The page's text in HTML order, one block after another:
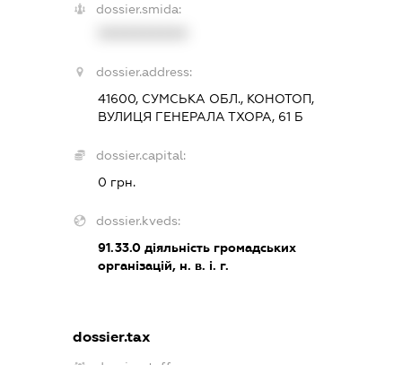
dossier.smida:
dossier.address:
41600, СУМСЬКА ОБЛ., КОНОТОП,
ВУЛИЦЯ ГЕНЕРАЛА ТХОРА, 61 Б
dossier.capital:
0 грн.
dossier.kveds:
91.33.0 діяльність громадських
організацій, н. в. і. г.
dossier.tax